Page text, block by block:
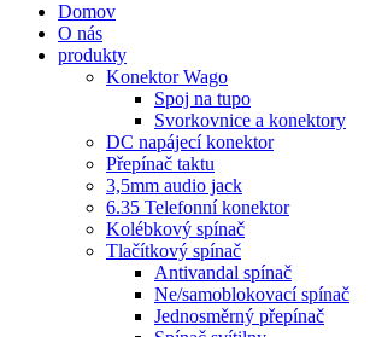
Domov
O nás
produkty
Konektor Wago
Spoj na tupo
Svorkovnice a konektory
DC napájecí konektor
Přepínač taktu
3,5mm audio jack
6.35 Telefonní konektor
Kolébkový spínač
Tlačítkový spínač
Antivandal spínač
Ne/samoblokovací spínač
Jednosměrný přepínač